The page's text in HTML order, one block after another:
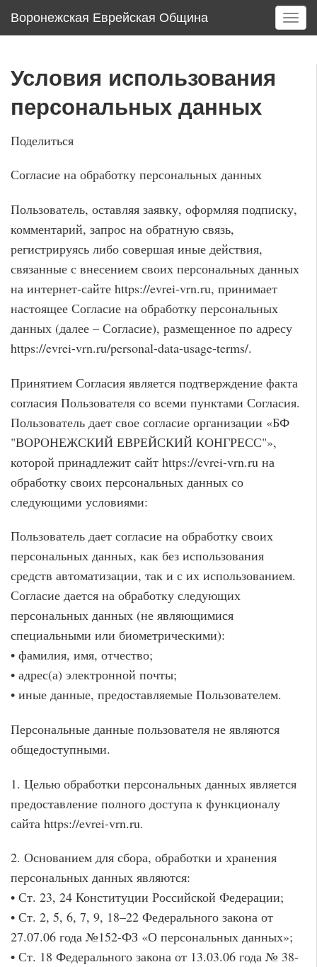
Воронежская Еврейская Община
T
o
t
Условия использования
персональных данных
Поделиться
Согласие на обработку персональных данных
Пользователь, оставляя заявку, оформляя подписку,
комментарий, запрос на обратную связь,
регистрируясь либо совершая иные действия,
связанные с внесением своих персональных данных
на интернет-сайте https://evrei-vrn.ru, принимает
настоящее Согласие на обработку персональных
данных (далее – Согласие), размещенное по адресу
https://evrei-vrn.ru/personal-data-usage-terms/.
Принятием Согласия является подтверждение факта
согласия Пользователя со всеми пунктами Согласия.
Пользователь дает свое согласие организации «БФ
"ВОРОНЕЖСКИЙ ЕВРЕЙСКИЙ КОНГРЕСС"»,
которой принадлежит сайт https://evrei-vrn.ru на
обработку своих персональных данных со
следующими условиями:
Пользователь дает согласие на обработку своих
персональных данных, как без использования
средств автоматизации, так и с их использованием.
Согласие дается на обработку следующих
персональных данных (не являющимися
специальными или биометрическими):
• фамилия, имя, отчество;
• адрес(а) электронной почты;
• иные данные, предоставляемые Пользователем.
Персональные данные пользователя не являются
общедоступными.
1. Целью обработки персональных данных является
предоставление полного доступа к функционалу
сайта https://evrei-vrn.ru.
2. Основанием для сбора, обработки и хранения
персональных данных являются:
• Ст. 23, 24 Конституции Российской Федерации;
• Ст. 2, 5, 6, 7, 9, 18–22 Федерального закона от
27.07.06 года №152-ФЗ «О персональных данных»;
• Ст. 18 Федерального закона от 13.03.06 года № 38-